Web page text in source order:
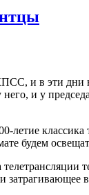
и в эти дни
и у
будем